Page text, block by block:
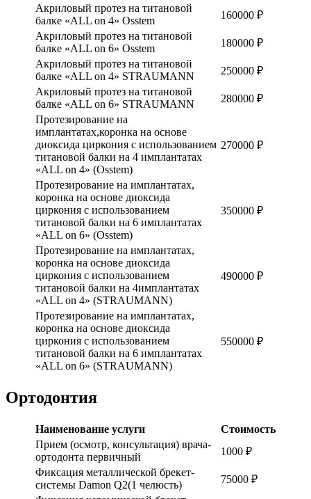
Акриловый протез на титановой
балке «ALL on 4» Osstem
160000 ₽
Акриловый протез на титановой
балке «ALL on 6» Osstem
180000 ₽
Акриловый протез на титановой
балке «ALL on 4» STRAUMANN
250000 ₽
Акриловый протез на титановой
балке «ALL on 6» STRAUMANN
280000 ₽
Протезирование на
имплантатах,коронка на основе
диоксида циркония с использованием
титановой балки на 4 имплантатах
«ALL on 4» (Osstem)
270000 ₽
Протезирование на имплантатах,
коронка на основе диоксида
циркония с использованием
титановой балки на 6 имплантатах
«ALL on 6» (Osstem)
350000 ₽
Протезирование на имплантатах,
коронка на основе диоксида
циркония с использованием
титановой балки на 4имплантатах
«ALL on 4» (STRAUMANN)
490000 ₽
Протезирование на имплантатах,
коронка на основе диоксида
циркония с использованием
титановой балки на 6 имплантатах
«ALL on 6» (STRAUMANN)
550000 ₽
Ортодонтия
Наименование услуги
Стоимость
Прием (осмотр, консультация) врача-
ортодонта первичный
1000 ₽
Фиксация металлической брекет-
системы Damon Q2(1 челюсть)
75000 ₽